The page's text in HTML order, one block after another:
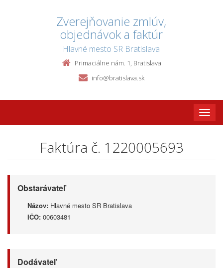
Zverejňovanie zmlúv,
objednávok a faktúr
Hlavné mesto SR Bratislava
Primaciálne nám. 1, Bratislava
info@bratislava.sk
Toggle
Faktúra č. 1220005693
Obstarávateľ
Názov: Hlavné mesto SR Bratislava
IČO: 00603481
Dodávateľ